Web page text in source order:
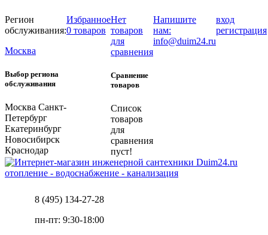
Регион
обслуживания:
Москва
Выбор региона
обслуживания
Москва Санкт-
Петербург
Екатеринбург
Новосибирск
Краснодар
Избранное
0 товаров
Нет
товаров
для
сравнения
Сравнение
товаров
Список
товаров
для
сравнения
пуст!
Напишите
нам:
info@duim24.ru
вход
регистрация
отопление - водоснабжение - канализация
8 (495) 134-27-28
пн-пт: 9:30-18:00